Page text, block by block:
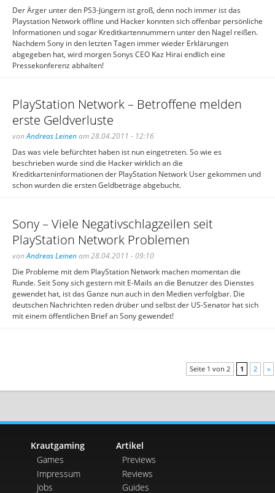
Der Ärger unter den PS3-Jüngern ist groß, denn noch immer ist das
Playstation Network offline und Hacker konnten sich offenbar persönliche
Informationen und sogar Kreditkartennummern unter den Nagel reißen.
Nachdem Sony in den letzten Tagen immer wieder Erklärungen
abgegeben hat, wird morgen Sonys CEO Kaz Hirai endlich eine
Pressekonferenz abhalten!
PlayStation Network – Betroffene melden
erste Geldverluste
vonAndreas Leinenam 28.04.2011 - 12:16
Das was viele befürchtet haben ist nun eingetreten. So wie es
beschrieben wurde sind die Hacker wirklich an die
Kreditkarteninformationen der PlayStation Network User gekommen und
schon wurden die ersten Geldbeträge abgebucht.
Sony – Viele Negativschlagzeilen seit
PlayStation Network Problemen
vonAndreas Leinenam 28.04.2011 - 09:10
Die Probleme mit dem PlayStation Network machen momentan die
Runde. Seit Sony sich gestern mit E-Mails an die Benutzer des Dienstes
gewendet hat, ist das Ganze nun auch in den Medien verfolgbar. Die
deutschen Nachrichten reden drüber und selbst der US-Senator hat sich
mit einem öffentlichen Brief an Sony gewendet!
Seite 1 von 2 1 2 »
Krautgaming
Games
Impressum
Jobs
Artikel
Previews
Reviews
Guides